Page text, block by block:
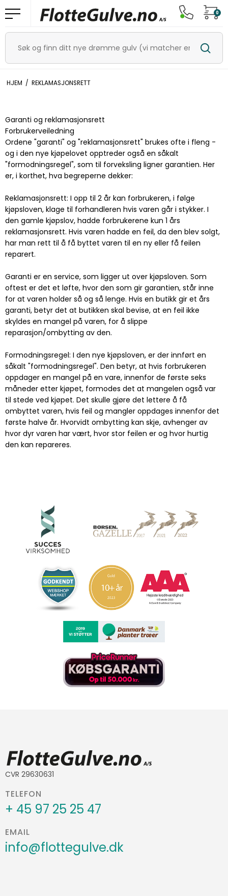
0
HJEM / REKLAMASJONSRETT
Garanti og reklamasjonsrett
Forbrukerveiledning
Ordene "garanti" og "reklamasjonsrett" brukes ofte i fleng -
og i den nye kjøpelovet opptreder også en såkalt
"formodningsregel", som til forveksling ligner garantien. Her
er, i korthet, hva begreperne dekker:
Reklamasjonsrett: I opp til 2 år kan forbrukeren, i følge
kjøpsloven, klage til forhandleren hvis varen går i stykker. I
den gamle kjøpslov, hadde forbrukerene kun 1 års
reklamasjonsrett. Hvis varen hadde en feil, da den blev solgt,
har man rett til å få byttet varen til en ny eller få feilen
reparert.
Garanti er en service, som ligger ut over kjøpsloven. Som
oftest er det et løfte, hvor den som gir garantien, står inne
for at varen holder så og så lenge. Hvis en butikk gir et års
garanti, betyr det at butikken skal bevise, at en feil ikke
skyldes en mangel på varen, for å slippe
reparasjon/ombytting av den.
Formodningsregel: I den nye kjøpsloven, er der innført en
såkalt "formodningsregel". Den betyr, at hvis forbrukeren
oppdager en mangel på en vare, innenfor de første seks
måneder etter kjøpet, formodes det at mangelen også var
til stede ved kjøpet. Det skulle gjøre det lettere å få
ombyttet varen, hvis feil og mangler oppdages innenfor det
første halve år. Hvorvidt ombytting kan skje, avhenger av
hvor dyr varen har vært, hvor stor feilen er og hvor hurtig
den kan repareres.
CVR 29630631
TELEFON
+ 45 97 25 25 47
EMAIL
info@flottegulve.dk